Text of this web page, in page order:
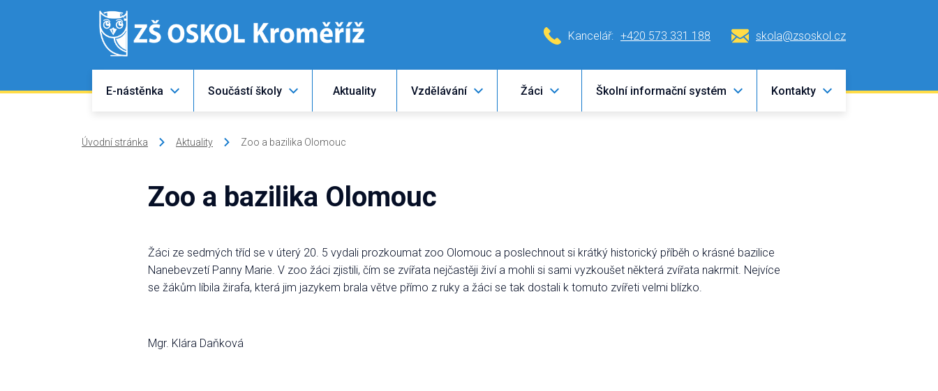
Kancelář: +420 573 331 188 skola@zsoskol.cz
E-nástěnka Součástí školy Aktuality Vzdělávání Žáci Školní informační systém Kontakty
Úvodní stránka Aktuality Zoo a bazilika Olomouc
Zoo a bazilika Olomouc
Žáci ze sedmých tříd se v úterý 20. 5 vydali prozkoumat zoo Olomouc a poslechnout si krátký historický příběh o krásné bazilice
Nanebevzetí Panny Marie. V zoo žáci zjistili, čím se zvířata nejčastěji živí a mohli si sami vyzkoušet některá zvířata nakrmit. Nejvíce
se žákům líbila žirafa, která jim jazykem brala větve přímo z ruky a žáci se tak dostali k tomuto zvířeti velmi blízko.
Mgr. Klára Daňková